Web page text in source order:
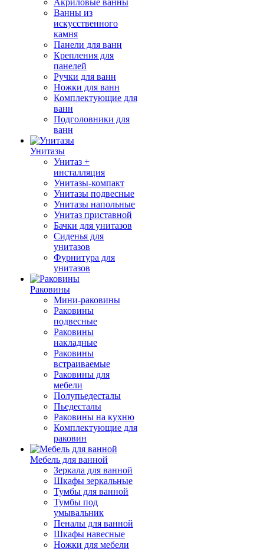
Акриловые ванны
Ванны из
искусственного
камня
Панели для ванн
Крепления для
панелей
Ручки для ванн
Ножки для ванн
Комплектующие для
ванн
Подголовники для
ванн
Унитазы
Унитаз +
инсталляция
Унитазы-компакт
Унитазы подвесные
Унитазы напольные
Унитаз приставной
Бачки для унитазов
Сиденья для
унитазов
Фурнитура для
унитазов
Раковины
Мини-раковины
Раковины
подвесные
Раковины
накладные
Раковины
встраиваемые
Раковины для
мебели
Полупьедесталы
Пьедесталы
Раковины на кухню
Комплектующие для
раковин
Мебель для ванной
Зеркала для ванной
Шкафы зеркальные
Тумбы для ванной
Тумбы под
умывальник
Пеналы для ванной
Шкафы навесные
Ножки для мебели